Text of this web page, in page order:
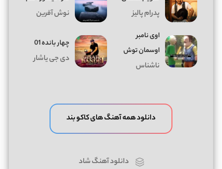
پدرام پالیز نوش آفرین
اوی نامبر
اوسمان توش
ناشناس
چهار بانده 01
دی جی یاشار
دانلود همه آهنگ های کاکو بند
دانلود آهنگ شاد